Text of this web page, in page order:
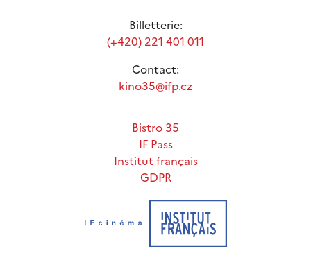
Billetterie:
(+420) 221 401 011
Contact:
kino35@ifp.cz
Bistro 35
IF Pass
Institut français
GDPR